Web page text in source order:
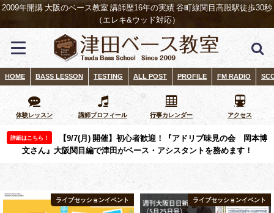
2009年開講 大阪のベース教室 講師歴16年の実績 谷町線関目高殿駅徒歩30秒
（エレキ&ウッド対応）
HOME BASS LESSON TESTING ALL POST PROFILE FM RADIO
体験レッスン 講師プロフィール 行事カレンダー アクセス
詳細はこちら！
【9/7(月) 開催】初心者歓迎！『アドリブ味見の会 岡本博
文さん』大阪関目編で津田がベース・アシスタントを務めます！
ライブセッションイベント ライブセッションイベント